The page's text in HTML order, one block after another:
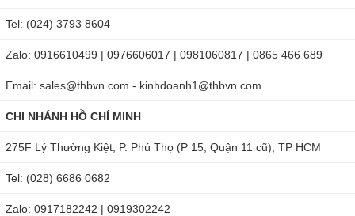
Tel: (024) 3793 8604
Zalo: 0916610499 | 0976606017 | 0981060817 | 0865 466 689
Email: sales@thbvn.com - kinhdoanh1@thbvn.com
CHI NHÁNH HỒ CHÍ MINH
275F Lý Thường Kiệt, P. Phú Thọ (P 15, Quận 11 cũ), TP HCM
Tel: (028) 6686 0682
Zalo: 0917182242 | 0919302242